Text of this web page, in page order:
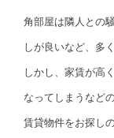
角部屋は隣人との
しが良いなど、多
しかし、家賃が高
なってしまうなど
賃貸物件をお探し